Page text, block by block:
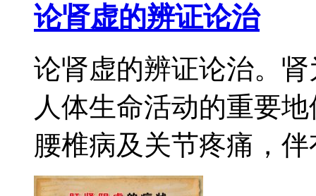
论肾虚的辨证论治
论肾虚的辨证论治。
人体生命活动的重要
腰椎病及关节疼痛，